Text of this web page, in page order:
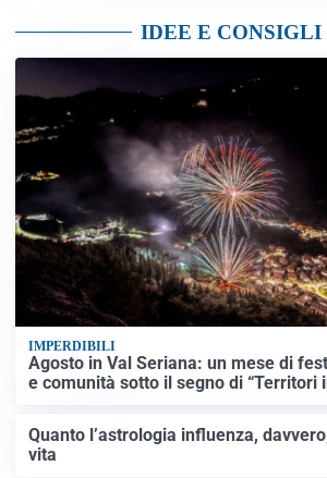
IDEE E CONSIGLI
IMPERDIBILI
Agosto in Val Seriana: un mese di
e comunità sotto il segno di “Territori
Quanto l’astrologia influenza,
vita